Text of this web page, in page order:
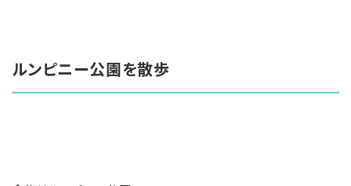
ルンピニー公園を散歩